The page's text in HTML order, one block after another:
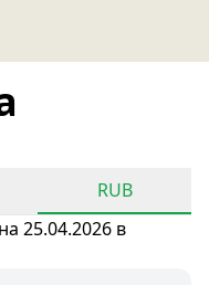
RUB
25.04.2026 в